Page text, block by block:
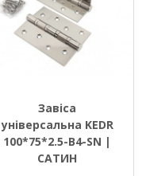
Завіса
універсальна KEDR
100*75*2.5-В4-SN |
САТИН